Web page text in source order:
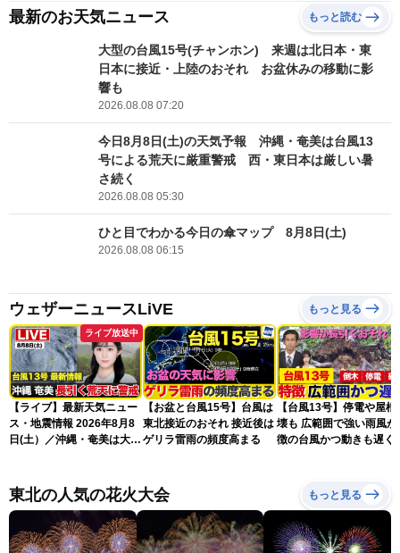
最新のお天気ニュース もっと読む
大型の台風15号(チャンホン) 来週は北日本・東
日本に接近・上陸のおそれ お盆休みの移動に影
響も
2026.08.08 07:20
今日8月8日(土)の天気予報 沖縄・奄美は台風13
号による荒天に厳重警戒 西・東日本は厳しい暑
さ続く
2026.08.08 05:30
ひと目でわかる今日の傘マップ 8月8日(土)
2026.08.08 06:15
ウェザーニュースLiVE もっと見る
ライブ放送中
【ライブ】最新天気ニュー
ス・地震情報 2026年8月8
日(土）／沖縄・奄美は大荒
ュースLiVEコーヒータイ
ム・青原桃香／山口剛央〉
【お盆と台風15号】台風は
東北接近のおそれ 接近後は
ゲリラ雷雨の頻度高まる
【台風13号】停電や屋根
壊も 広範囲で強い雨風が
徴の台風かつ動きも遅く
東北の人気の花火大会 もっと見る